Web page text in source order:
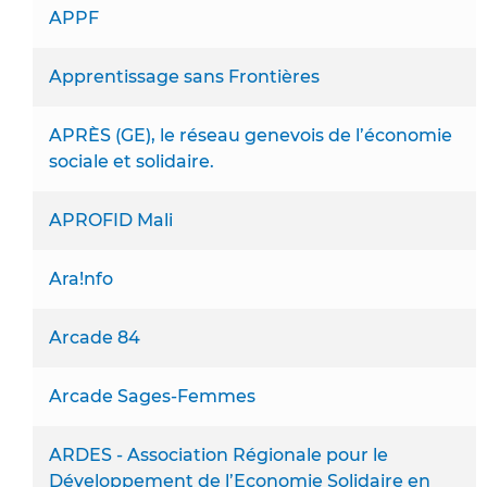
APPF
Apprentissage sans Frontières
APRÈS (GE), le réseau genevois de l’économie
sociale et solidaire.
APROFID Mali
Ara!nfo
Arcade 84
Arcade Sages-Femmes
ARDES - Association Régionale pour le
Développement de l’Economie Solidaire en